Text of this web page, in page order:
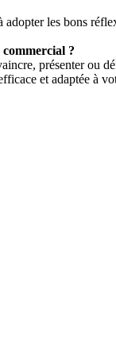
les bons
?
présenter ou
et adaptée à